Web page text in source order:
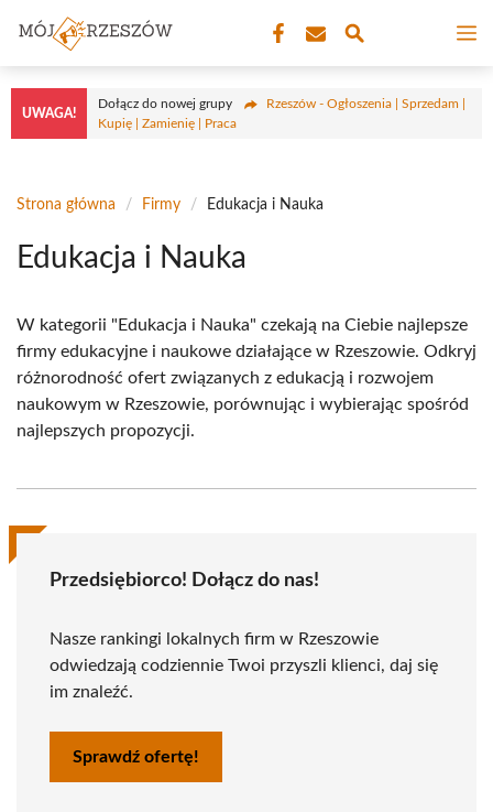
treści
UWAGA!
Dołącz do nowej grupy
Rzeszów - Ogłoszenia | Sprzedam |
Kupię | Zamienię | Praca
Strona główna / Firmy / Edukacja i Nauka
Edukacja i Nauka
W kategorii "Edukacja i Nauka" czekają na Ciebie najlepsze
firmy edukacyjne i naukowe działające w Rzeszowie. Odkryj
różnorodność ofert związanych z edukacją i rozwojem
naukowym w Rzeszowie, porównując i wybierając spośród
najlepszych propozycji.
Przedsiębiorco! Dołącz do nas!
Nasze rankingi lokalnych firm w Rzeszowie
odwiedzają codziennie Twoi przyszli klienci, daj się
im znaleźć.
Sprawdź ofertę!